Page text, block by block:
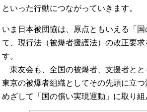
といった行動につながっていきます。
いま日本被団協は、原点ともいえる「
て、現行法（被爆者援護法）の改正要求
す。
東友会も、全国の被爆者、支援者とと
東京の被爆者組織としてその先頭に立
めざして「国の償い実現運動」に取り組